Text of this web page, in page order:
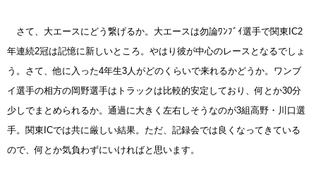
さて、大エースにどう繋げるか。大エースは勿論ﾜﾝﾌﾞｲ選手で関東IC2
年連続2冠は記憶に新しいところ。やはり彼が中心のレースとなるでしょ
う。さて、他に入った4年生3人がどのくらいで来れるかどうか。ワンブ
イ選手の相方の岡野選手はトラックは比較的安定しており、何とか30分
少しでまとめられるか。通過に大きく左右しそうなのが3組高野・川口選
手。関東ICでは共に厳しい結果。ただ、記録会では良くなってきている
ので、何とか気負わずにいければと思います。